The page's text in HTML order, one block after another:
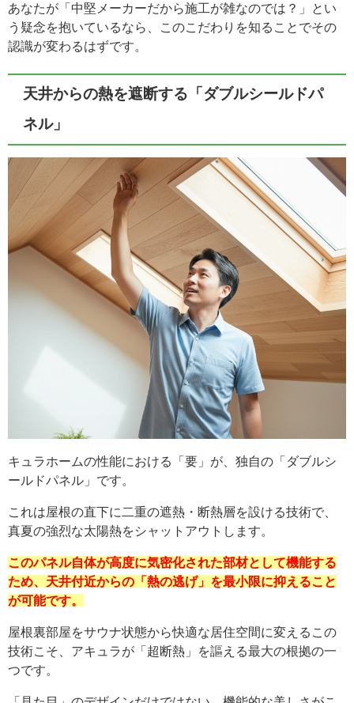
あなたが「中堅メーカーだから施工が雑なのでは？」とい
う疑念を抱いているなら、このこだわりを知ることでその
認識が変わるはずです。
天井からの熱を遮断する「ダブルシールドパ
ネル」
キュラホームの性能における「要」が、独自の「ダブルシ
ールドパネル」です。
これは屋根の直下に二重の遮熱・断熱層を設ける技術で、
真夏の強烈な太陽熱をシャットアウトします。
このパネル自体が高度に気密化された部材として機能する
ため、天井付近からの「熱の逃げ」を最小限に抑えること
が可能です。
屋根裏部屋をサウナ状態から快適な居住空間に変えるこの
技術こそ、アキュラが「超断熱」を謳える最大の根拠の一
つです。